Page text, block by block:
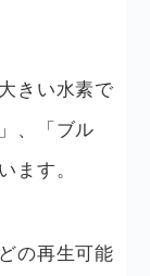
きい水素で
、「ブル
ます。
の再生可能